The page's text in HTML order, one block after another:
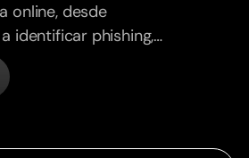
online, desde
identificar phishing,
cartões e saber o
automaticamente.